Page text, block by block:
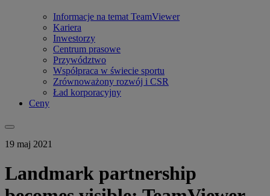
Informacje na temat TeamViewer
Kariera
Inwestorzy
Centrum prasowe
Przywództwo
Współpraca w świecie sportu
Zrównoważony rozwój i CSR
Ład korporacyjny
Ceny
19 maj 2021
Landmark partnership